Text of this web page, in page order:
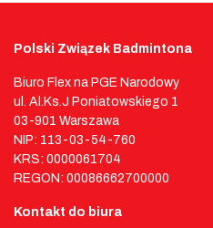
Polski Związek Badmintona
Biuro Flex na PGE Narodowy
ul. Al.Ks.J Poniatowskiego 1
03-901 Warszawa
NIP: 113-03-54-760
KRS: 0000061704
REGON: 00086662700000
Kontakt do biura